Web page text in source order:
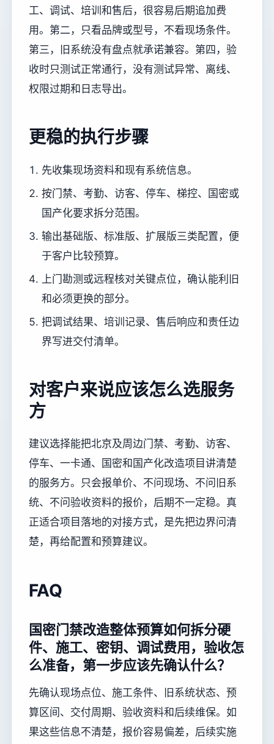
工、调试、培训和售后，很容易后期追加费
用。第二，只看品牌或型号，不看现场条件。
第三，旧系统没有盘点就承诺兼容。第四，验
收时只测试正常通行，没有测试异常、离线、
权限过期和日志导出。
更稳的执行步骤
先收集现场资料和现有系统信息。
按门禁、考勤、访客、停车、梯控、国密或
国产化要求拆分范围。
输出基础版、标准版、扩展版三类配置，便
于客户比较预算。
上门勘测或远程核对关键点位，确认能利旧
和必须更换的部分。
把调试结果、培训记录、售后响应和责任边
界写进交付清单。
对客户来说应该怎么选服务
方
建议选择能把北京及周边门禁、考勤、访客、
停车、一卡通、国密和国产化改造项目讲清楚
的服务方。只会报单价、不问现场、不问旧系
统、不问验收资料的报价，后期不一定稳。真
正适合项目落地的对接方式，是先把边界问清
楚，再给配置和预算建议。
FAQ
国密门禁改造整体预算如何拆分硬
件、施工、密钥、调试费用，验收怎
么准备，第一步应该先确认什么？
先确认现场点位、施工条件、旧系统状态、预
算区间、交付周期、验收资料和后续维保。如
果这些信息不清楚，报价容易偏差，后续实施